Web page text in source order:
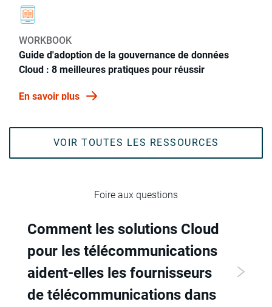
WORKBOOK
Guide d'adoption de la gouvernance de données
Cloud : 8 meilleures pratiques pour réussir
En savoir plus
VOIR TOUTES LES RESSOURCES
Foire aux questions
Comment les solutions Cloud
pour les télécommunications
aident-elles les fournisseurs
de télécommunications dans